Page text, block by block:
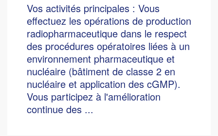
Vos activités principales : Vous
effectuez les opérations de production
radiopharmaceutique dans le respect
des procédures opératoires liées à un
environnement pharmaceutique et
nucléaire (bâtiment de classe 2 en
nucléaire et application des cGMP).
Vous participez à l'amélioration
continue des ...